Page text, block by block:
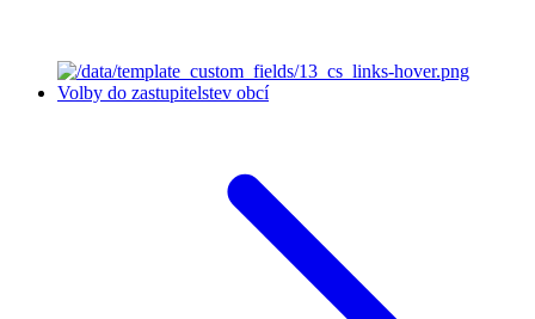
Volby do zastupitelstev obcí